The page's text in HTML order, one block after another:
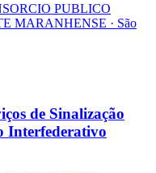
PUBLICO
MARANHENSE · São
de Sinalização
Interfederativo